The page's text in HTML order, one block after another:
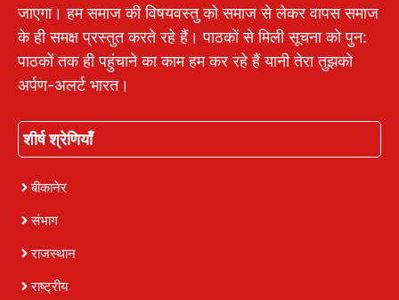
जाएगा। हम समाज की विषयवस्तु को समाज से लेकर वापस समाज
के ही समक्ष प्रस्तुत करते रहे हैं। पाठकों से मिली सूचना को पुन:
पाठकों तक ही पहुंचाने का काम हम कर रहे हैं यानी तेरा तुझको
अर्पण-अलर्ट भारत।
शीर्ष श्रेणियाँ
बीकानेर
संभाग
राजस्थान
राष्ट्रीय